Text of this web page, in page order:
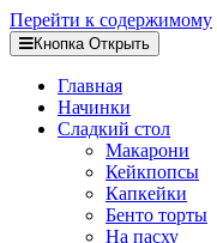
Перейти к содержимому
Кнопка Открыть
Главная
Начинки
Сладкий стол
Макарони
Кейкпопсы
Капкейки
Бенто торты
На пасху